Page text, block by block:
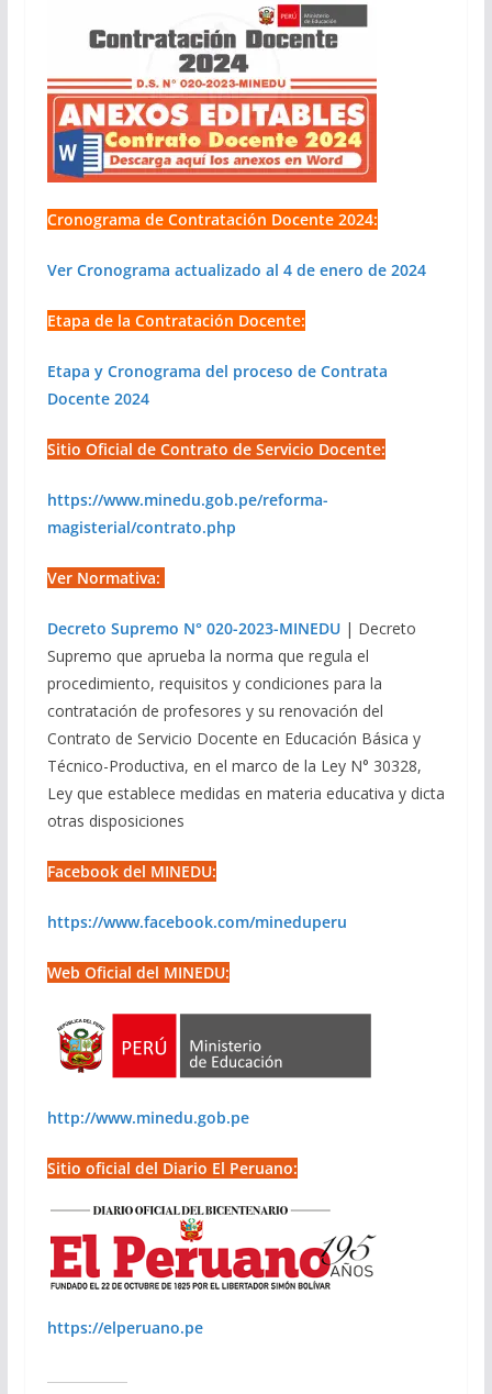
Cronograma de Contratación Docente 2024:
Ver Cronograma actualizado al 4 de enero de 2024
Etapa de la Contratación Docente:
Etapa y Cronograma del proceso de Contrata
Docente 2024
Sitio Oficial de Contrato de Servicio Docente:
https://www.minedu.gob.pe/reforma-
magisterial/contrato.php
Ver Normativa:
Decreto Supremo N° 020-2023-MINEDU| Decreto
Supremo que aprueba la norma que regula el
procedimiento, requisitos y condiciones para la
contratación de profesores y su renovación del
Contrato de Servicio Docente en Educación Básica y
Técnico-Productiva, en el marco de la Ley N° 30328,
Ley que establece medidas en materia educativa y dicta
otras disposiciones
Facebook del MINEDU:
https://www.facebook.com/mineduperu
Web Oficial del MINEDU:
http://www.minedu.gob.pe
Sitio oficial del Diario El Peruano:
https://elperuano.pe